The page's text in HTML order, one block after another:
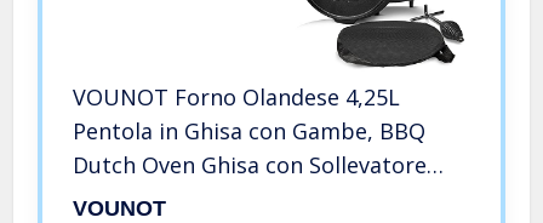
VOUNOT Forno Olandese 4,25L
Pentola in Ghisa con Gambe, BBQ
Dutch Oven Ghisa con Sollevatore
Coperchio, Supporto, Borsa, per il
VOUNOT